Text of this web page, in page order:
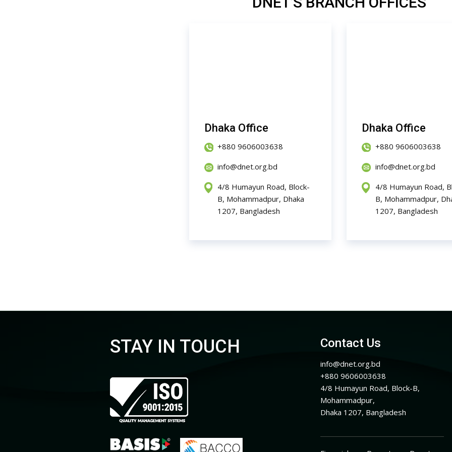
Dhaka Office
+880 9606003638
info@dnet.org.bd
4/8 Humayun Road, Block-
B, Mohammadpur, Dhaka
1207, Bangladesh
Dhaka Office
+880 9606003638
info@dnet.org.bd
4/8 Humayun Road,
B, Mohammadpur,
1207, Bangladesh
STAY IN TOUCH Contact Us
info@dnet.org.bd
+880 9606003638
4/8 Humayun Road, Block-B,
Mohammadpur,
Dhaka 1207, Bangladesh